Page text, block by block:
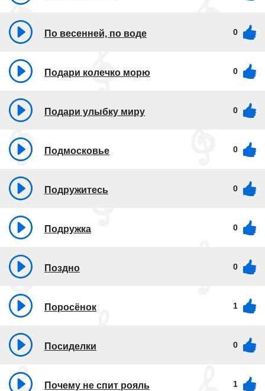
По весенней, по воде 0
Подари колечко морю 0
Подари улыбку миру 0
Подмосковье 0
Подружитесь 0
Подружка 0
Поздно 0
Поросёнок 1
Посиделки 0
Почему не спит рояль 1